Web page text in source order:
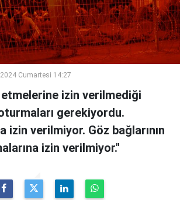
2024 Cumartesi 14:27
izin verilmediği
gerekiyordu.
izin verilmiyor. Göz bağlarının
izin verilmiyor."